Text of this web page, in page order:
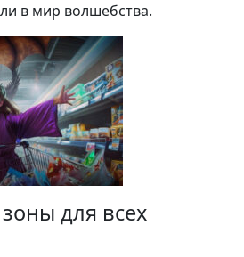
в мир волшебства.
для всех